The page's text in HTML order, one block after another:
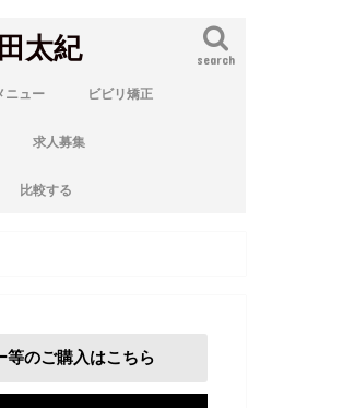
太紀 search
ニュー ビビリ矯正
求人募集
比較する
等のご購入はこちら